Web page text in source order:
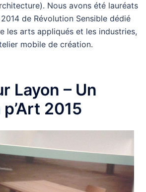
Nous avons été lauréats
de Révolution Sensible dédié
les arts appliqués et les industries,
mobile de création.
Layon – Un
2015